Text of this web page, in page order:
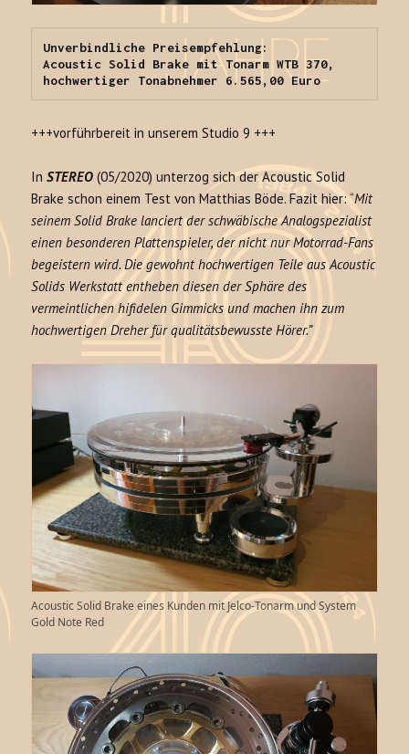
Unverbindliche Preisempfehlung:
Acoustic Solid Brake mit Tonarm WTB 370,
hochwertiger Tonabnehmer 6.565,00 Euro
+++vorführbereit in unserem Studio 9 +++
InSTEREO (05/2020) unterzog sich der Acoustic Solid
Brake schon einem Test von Matthias Böde. Fazit hier: “Mit
seinem Solid Brake lanciert der schwäbische Analogspezialist
einen besonderen Plattenspieler, der nicht nur Motorrad-Fans
begeistern wird. Die gewohnt hochwertigen Teile aus Acoustic
Solids Werkstatt entheben diesen der Sphäre des
vermeintlichen hifidelen Gimmicks und machen ihn zum
hochwertigen Dreher für qualitätsbewusste Hörer.”
Acoustic Solid Brake eines Kunden mit Jelco-Tonarm und System
Gold Note Red